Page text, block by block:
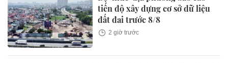
tiến độ xây dựng cơ sở dữ liệu
đất đai trước 8/8
2 giờ trước